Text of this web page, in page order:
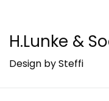
H.Lunke &
Design by Steffi